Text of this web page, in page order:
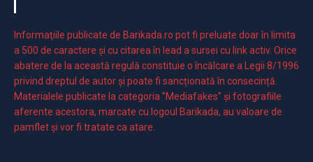
Informaţiile publicate de Barikada.ro pot fi preluate doar în limita
a 500 de caractere şi cu citarea în lead a sursei cu link activ. Orice
abatere de la această regulă constituie o încălcare a Legii 8/1996
privind dreptul de autor și poate fi sancționată în consecință.
Materialele publicate la categoria ”Mediafakes” și fotografiile
aferente acestora, marcate cu logoul Barikada, au valoare de
pamflet și vor fi tratate ca atare.